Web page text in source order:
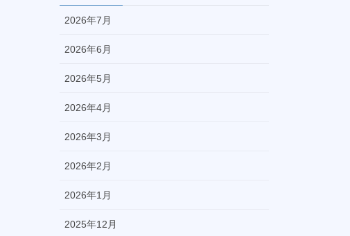
2026年7月
2026年6月
2026年5月
2026年4月
2026年3月
2026年2月
2026年1月
2025年12月